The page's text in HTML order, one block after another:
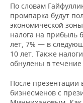
По словам
промпарка будут
экономической
налога на прибыль
лет, 7% — в
10 лет. Также
обнулены в течение
После презентации
бизнесменов с